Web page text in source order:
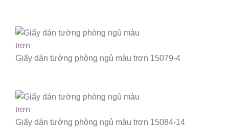
Giấy dán tường phòng ngủ màu trơn 15079-4
Giấy dán tường phòng ngủ màu trơn 15084-14